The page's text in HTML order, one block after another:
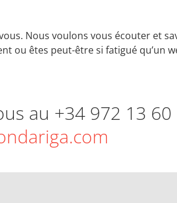
Nous voulons vous écouter et
ou êtes peut-être si fatigué qu’un
au +34 972 13 60